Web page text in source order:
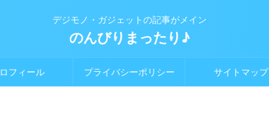
デジモノ・ガジェットの記事がメイン
のんびりまったり♪
フィール プライバシーポリシー サイトマップ